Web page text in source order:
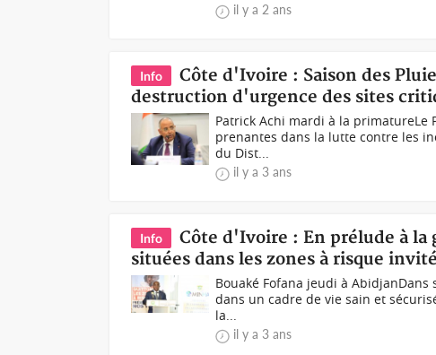
il y a 2 ans
Info
Côte d'Ivoire : Saison des
destruction d'urgence des sites
Patrick Achi mardi à la primatureLe
prenantes dans la lutte contre les
du Dist...
il y a 3 ans
Info
Côte d'Ivoire : En prélude à la
situées dans les zones à risque
Bouaké Fofana jeudi à
dans un cadre de vie sain et
la...
il y a 3 ans